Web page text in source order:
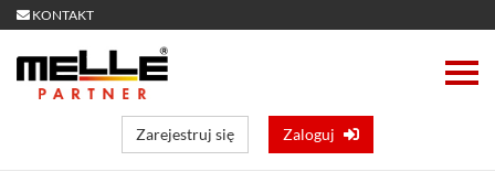
KONTAKT
Zarejestruj się Zaloguj